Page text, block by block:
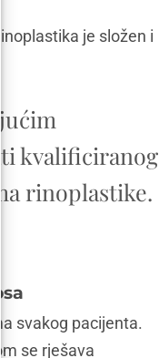
je složen i
kvalificiranog
rinoplastike.
svakog pacijenta.
se rješava